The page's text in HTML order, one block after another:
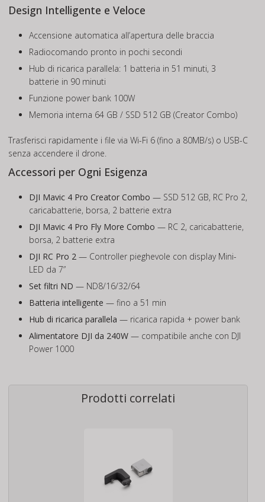
Design Intelligente e Veloce
Accensione automatica all’apertura delle braccia
Radiocomando pronto in pochi secondi
Hub di ricarica parallela: 1 batteria in 51 minuti, 3
batterie in 90 minuti
Funzione power bank 100W
Memoria interna 64 GB / SSD 512 GB (Creator Combo)
Trasferisci rapidamente i file via Wi-Fi 6 (fino a 80MB/s) o USB-C
senza accendere il drone.
Accessori per Ogni Esigenza
DJI Mavic 4 Pro Creator Combo — SSD 512 GB, RC Pro 2,
caricabatterie, borsa, 2 batterie extra
DJI Mavic 4 Pro Fly More Combo — RC 2, caricabatterie,
borsa, 2 batterie extra
DJI RC Pro 2 — Controller pieghevole con display Mini-
LED da 7”
Set filtri ND — ND8/16/32/64
Batteria intelligente — fino a 51 min
Hub di ricarica parallela — ricarica rapida + power bank
Alimentatore DJI da 240W — compatibile anche con DJI
Power 1000
Prodotti correlati